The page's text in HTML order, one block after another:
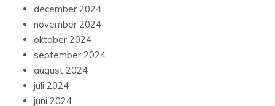
december 2024
november 2024
oktober 2024
september 2024
august 2024
juli 2024
juni 2024